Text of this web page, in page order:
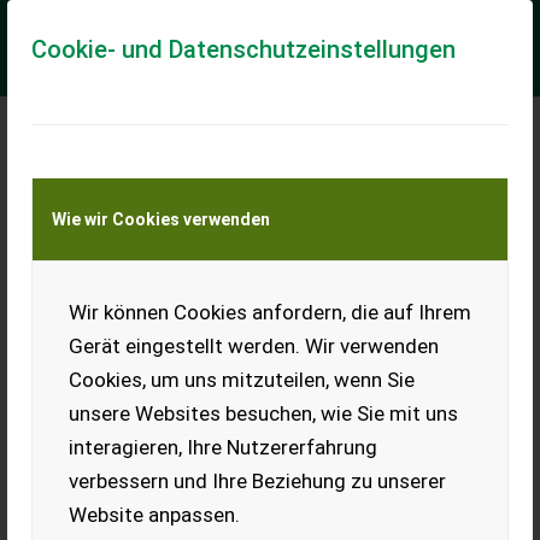
Cookie- und Datenschutzeinstellungen
Wie wir Cookies verwenden
Wir können Cookies anfordern, die auf Ihrem
Gerät eingestellt werden. Wir verwenden
Cookies, um uns mitzuteilen, wenn Sie
unsere Websites besuchen, wie Sie mit uns
interagieren, Ihre Nutzererfahrung
verbessern und Ihre Beziehung zu unserer
Website anpassen.
Meine Transportkostenanfrage
Transport von Land- und Baumaschinen –
KEINE Tiertransporte
Brantner Brantner TA 16045/2XXL
2 zwei Hubzylinde 2 Leiter DL Druckluftanlage ALB Regelung
Bordwandhebefedern links und rechts Sichtgitter zwischen
Rungen mit Plexiglasabdeckung i...
EUR 26.900 inkl. 20 % MwSt.